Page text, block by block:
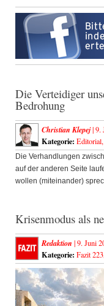
Die Verteidiger
Bedrohung
Christian Klepej| 9.
Kategorie: Editorial,
Die Verhandlungen
auf der anderen Seite
wollen (miteinander)
Krisenmodus als
Redaktion | 9. Juni
Kategorie: Fazit 223